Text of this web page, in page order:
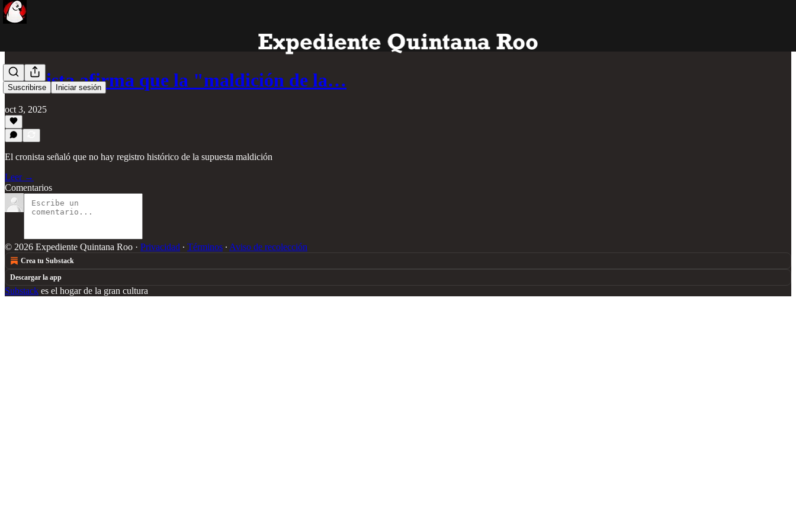
Suscribirse Iniciar sesión
Cronista afirma que la "maldición de la…
oct 3, 2025
El cronista señaló que no hay registro histórico de la supuesta maldición
Leer →
Comentarios
© 2026 Expediente Quintana Roo · Privacidad ∙ Términos ∙ Aviso de recolección
Crea tu Substack
Descargar la app
Substack es el hogar de la gran cultura